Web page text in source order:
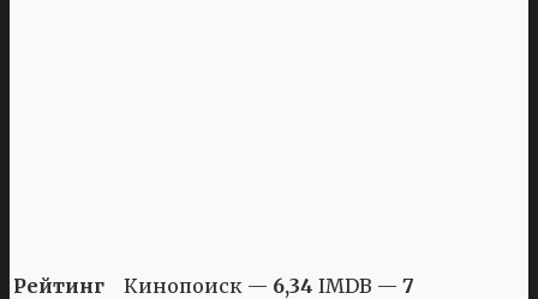
Рейтинг Кинопоиск — 6,34 IMDB — 7